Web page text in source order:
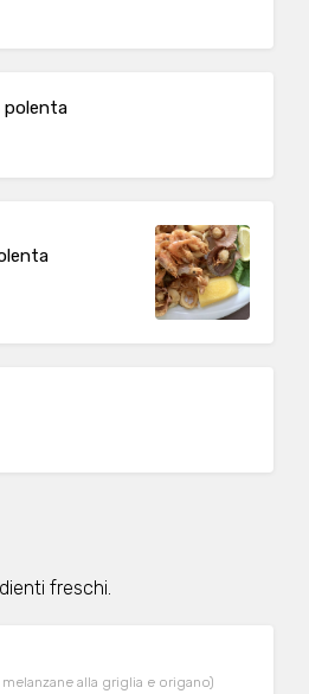
polenta
freschi.
alla griglia e origano)